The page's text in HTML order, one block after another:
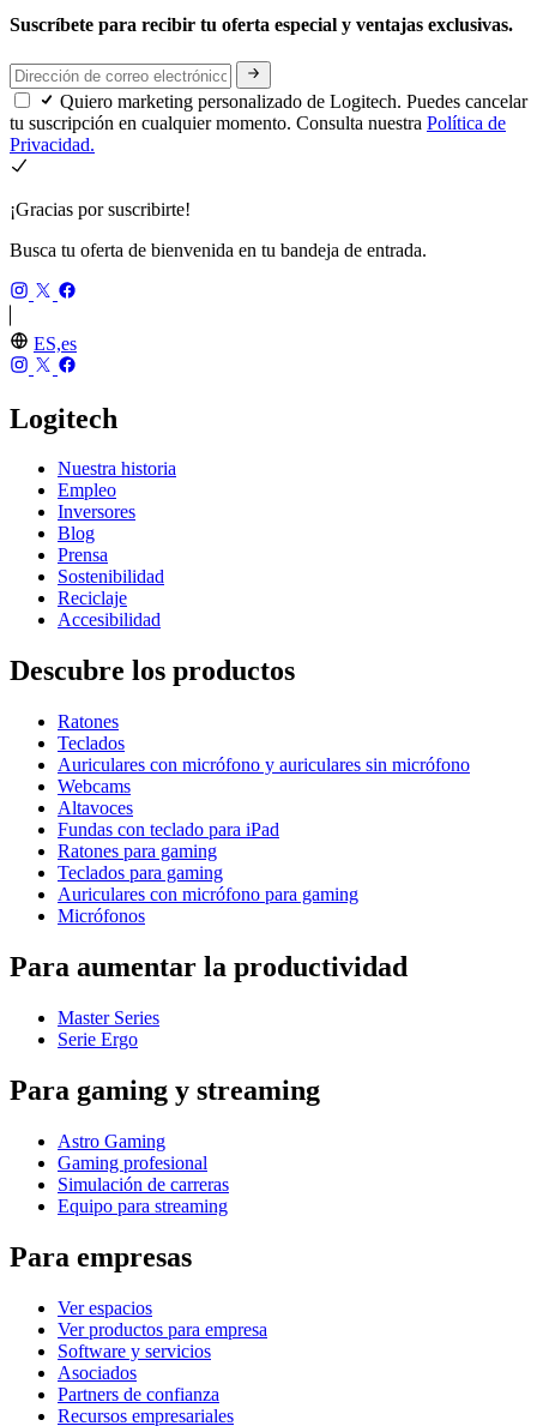
Suscríbete para recibir tu oferta especial y ventajas exclusivas.
Quiero marketing personalizado de Logitech. Puedes cancelar
tu suscripción en cualquier momento. Consulta nuestra Política de
Privacidad.
¡Gracias por suscribirte!
Busca tu oferta de bienvenida en tu bandeja de entrada.
ES,es
Logitech
Nuestra historia
Empleo
Inversores
Blog
Prensa
Sostenibilidad
Reciclaje
Accesibilidad
Descubre los productos
Ratones
Teclados
Auriculares con micrófono y auriculares sin micrófono
Webcams
Altavoces
Fundas con teclado para iPad
Ratones para gaming
Teclados para gaming
Auriculares con micrófono para gaming
Micrófonos
Para aumentar la productividad
Master Series
Serie Ergo
Para gaming y streaming
Astro Gaming
Gaming profesional
Simulación de carreras
Equipo para streaming
Para empresas
Ver espacios
Ver productos para empresa
Software y servicios
Asociados
Partners de confianza
Recursos empresariales